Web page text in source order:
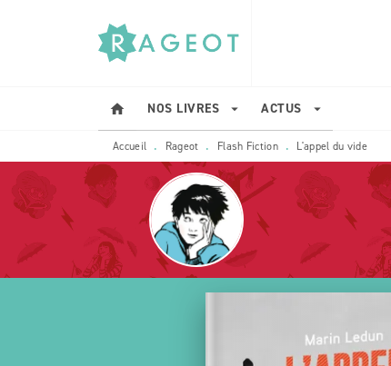
MENU RECHERCHE
home NOS LIVRES arrow_drop_down ACTUS arrow_drop_down
Accueil • Rageot • Flash Fiction • L'appel du vide